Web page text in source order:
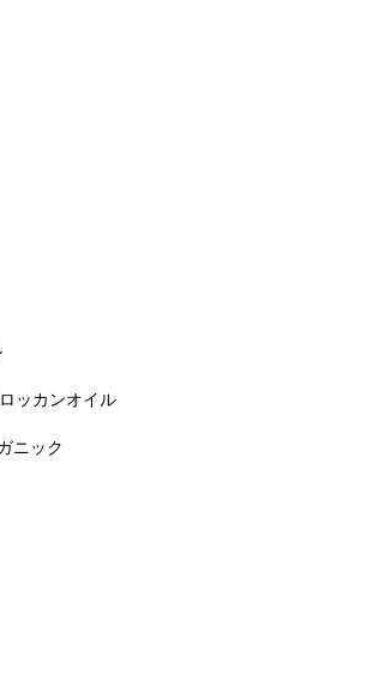
ッカンオイル
ニック